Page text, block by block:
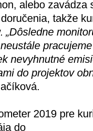
alebo zavádza
takže
„Dôsledne
nevyhnutné
do projektov
2019 pre
do